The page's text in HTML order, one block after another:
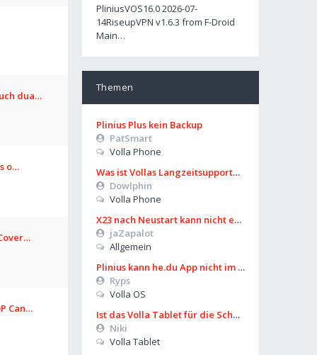
PliniusVOS16.0 2026-07-
14RiseupVPN v1.6.3 from F-Droid
Main…
Themen
Plinius Plus kein Backup
PatSmart
Volla Phone
Was ist Vollas Langzeitsupportplan?
Dowlphin
Volla Phone
X23 nach Neustart kann nicht entsperrt werden
jaZapalot
Allgemein
Plinius kann he.du App nicht im Playstore finden
Ryps
Volla OS
Ist das Volla Tablet für die Schule zu gebrauchen?
Niki
Volla Tablet
dua…
o…
Can…